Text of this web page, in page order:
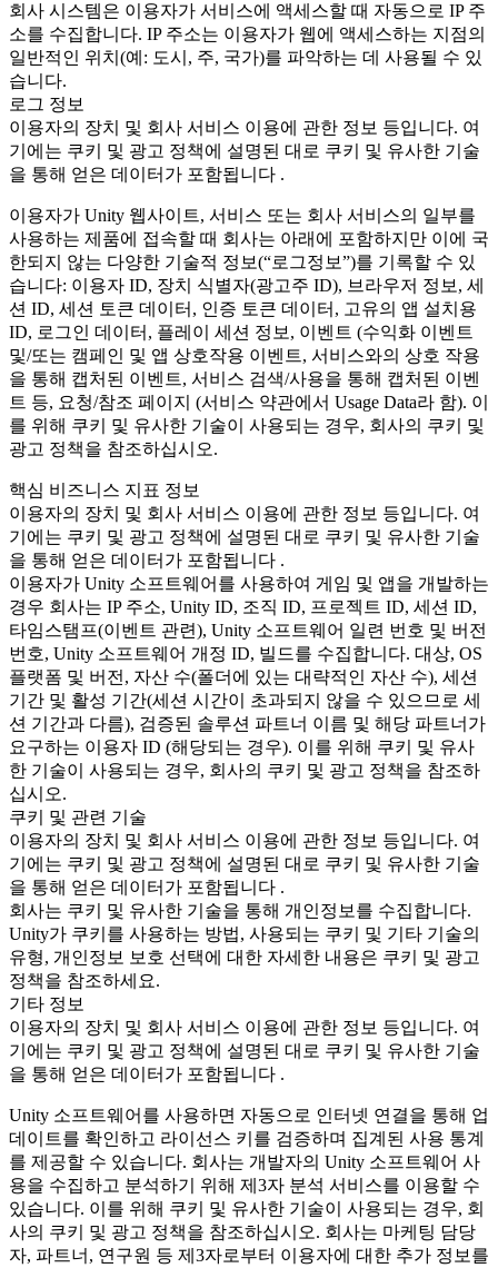
회사 시스템은 이용자가 서비스에 액세스할 때 자동으로 IP 주
소를 수집합니다. IP 주소는 이용자가 웹에 액세스하는 지점의
일반적인 위치(예: 도시, 주, 국가)를 파악하는 데 사용될 수 있
습니다.
로그 정보
이용자의 장치 및 회사 서비스 이용에 관한 정보 등입니다. 여
기에는 쿠키 및 광고 정책에 설명된 대로 쿠키 및 유사한 기술
을 통해 얻은 데이터가 포함됩니다 .
이용자가 Unity 웹사이트, 서비스 또는 회사 서비스의 일부를
사용하는 제품에 접속할 때 회사는 아래에 포함하지만 이에 국
한되지 않는 다양한 기술적 정보(“로그정보”)를 기록할 수 있
습니다: 이용자 ID, 장치 식별자(광고주 ID), 브라우저 정보, 세
션 ID, 세션 토큰 데이터, 인증 토큰 데이터, 고유의 앱 설치용
ID, 로그인 데이터, 플레이 세션 정보, 이벤트 (수익화 이벤트
및/또는 캠페인 및 앱 상호작용 이벤트, 서비스와의 상호 작용
을 통해 캡처된 이벤트, 서비스 검색/사용을 통해 캡처된 이벤
트 등, 요청/참조 페이지 (서비스 약관에서 Usage Data라 함). 이
를 위해 쿠키 및 유사한 기술이 사용되는 경우, 회사의 쿠키 및
광고 정책을 참조하십시오.
핵심 비즈니스 지표 정보
이용자의 장치 및 회사 서비스 이용에 관한 정보 등입니다. 여
기에는 쿠키 및 광고 정책에 설명된 대로 쿠키 및 유사한 기술
을 통해 얻은 데이터가 포함됩니다 .
이용자가 Unity 소프트웨어를 사용하여 게임 및 앱을 개발하는
경우 회사는 IP 주소, Unity ID, 조직 ID, 프로젝트 ID, 세션 ID,
타임스탬프(이벤트 관련), Unity 소프트웨어 일련 번호 및 버전
번호, Unity 소프트웨어 개정 ID, 빌드를 수집합니다. 대상, OS
플랫폼 및 버전, 자산 수(폴더에 있는 대략적인 자산 수), 세션
기간 및 활성 기간(세션 시간이 초과되지 않을 수 있으므로 세
션 기간과 다름), 검증된 솔루션 파트너 이름 및 해당 파트너가
요구하는 이용자 ID (해당되는 경우). 이를 위해 쿠키 및 유사
한 기술이 사용되는 경우, 회사의 쿠키 및 광고 정책을 참조하
십시오.
쿠키 및 관련 기술
이용자의 장치 및 회사 서비스 이용에 관한 정보 등입니다. 여
기에는 쿠키 및 광고 정책에 설명된 대로 쿠키 및 유사한 기술
을 통해 얻은 데이터가 포함됩니다 .
회사는 쿠키 및 유사한 기술을 통해 개인정보를 수집합니다.
Unity가 쿠키를 사용하는 방법, 사용되는 쿠키 및 기타 기술의
유형, 개인정보 보호 선택에 대한 자세한 내용은 쿠키 및 광고
정책을 참조하세요.
기타 정보
이용자의 장치 및 회사 서비스 이용에 관한 정보 등입니다. 여
기에는 쿠키 및 광고 정책에 설명된 대로 쿠키 및 유사한 기술
을 통해 얻은 데이터가 포함됩니다 .
Unity 소프트웨어를 사용하면 자동으로 인터넷 연결을 통해 업
데이트를 확인하고 라이선스 키를 검증하며 집계된 사용 통계
를 제공할 수 있습니다. 회사는 개발자의 Unity 소프트웨어 사
용을 수집하고 분석하기 위해 제3자 분석 서비스를 이용할 수
있습니다. 이를 위해 쿠키 및 유사한 기술이 사용되는 경우, 회
사의 쿠키 및 광고 정책을 참조하십시오. 회사는 마케팅 담당
자, 파트너, 연구원 등 제3자로부터 이용자에 대한 추가 정보를